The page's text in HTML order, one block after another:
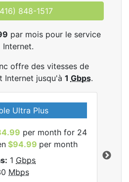
848-1517
par mois pour le service
Internet.
offre des vitesses de
Internet jusqu'à 1 Gbps.
Ultra Plus
per month for 24
$94.99 per month
1 Gbps
Mbps